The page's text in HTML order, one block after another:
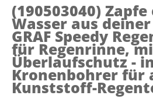
(190503040) Zapfe
Wasser aus
GRAF Speedy
für Regenrinne,
Überlaufschutz -
Kronenbohrer für
Kunststoff-